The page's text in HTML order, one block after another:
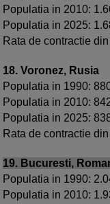
Populatia in 2010:
Populatia in 2025:
Rata de contractie
18. Voronez, Rusia
Populatia in 1990:
Populatia in 2010:
Populatia in 2025:
Rata de contractie
19. Bucuresti,
Populatia in 1990:
Populatia in 2010: